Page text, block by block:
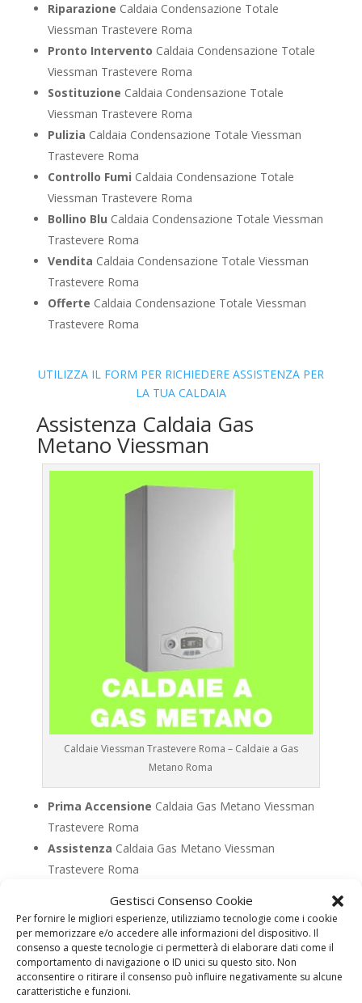
Gestisci Consenso Cookie
Per fornire le migliori esperienze, utilizziamo tecnologie come i cookie
per memorizzare e/o accedere alle informazioni del dispositivo. Il
consenso a queste tecnologie ci permetterà di elaborare dati come il
comportamento di navigazione o ID unici su questo sito. Non
acconsentire o ritirare il consenso può influire negativamente su alcune
caratteristiche e funzioni.
Riparazione Caldaia Condensazione Totale
Viessman Trastevere Roma
Pronto Intervento Caldaia Condensazione Totale
Viessman Trastevere Roma
Sostituzione Caldaia Condensazione Totale
Viessman Trastevere Roma
Pulizia Caldaia Condensazione Totale Viessman
Trastevere Roma
Controllo Fumi Caldaia Condensazione Totale
Viessman Trastevere Roma
Bollino Blu Caldaia Condensazione Totale Viessman
Trastevere Roma
Vendita Caldaia Condensazione Totale Viessman
Trastevere Roma
Offerte Caldaia Condensazione Totale Viessman
Trastevere Roma
UTILIZZA IL FORM PER RICHIEDERE ASSISTENZA PER
LA TUA CALDAIA
Assistenza Caldaia Gas
Metano Viessman
Caldaie Viessman Trastevere Roma – Caldaie a Gas
Metano Roma
Prima Accensione Caldaia Gas Metano Viessman
Trastevere Roma
Assistenza Caldaia Gas Metano Viessman
Trastevere Roma
Trastevere Roma
Riparazione Caldaia Gas Metano Viessman
Trastevere Roma
Pronto InterventoCaldaia Gas Metano Viessman
Trastevere Roma